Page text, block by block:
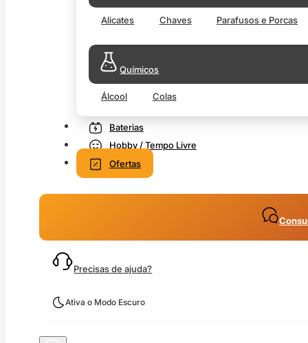
Alicates Chaves Parafusos e Porcas
Químicos
Álcool Colas
Baterias
Hobby / Tempo Livre
Ofertas
Precisas de ajuda?
Ativa o Modo Escuro